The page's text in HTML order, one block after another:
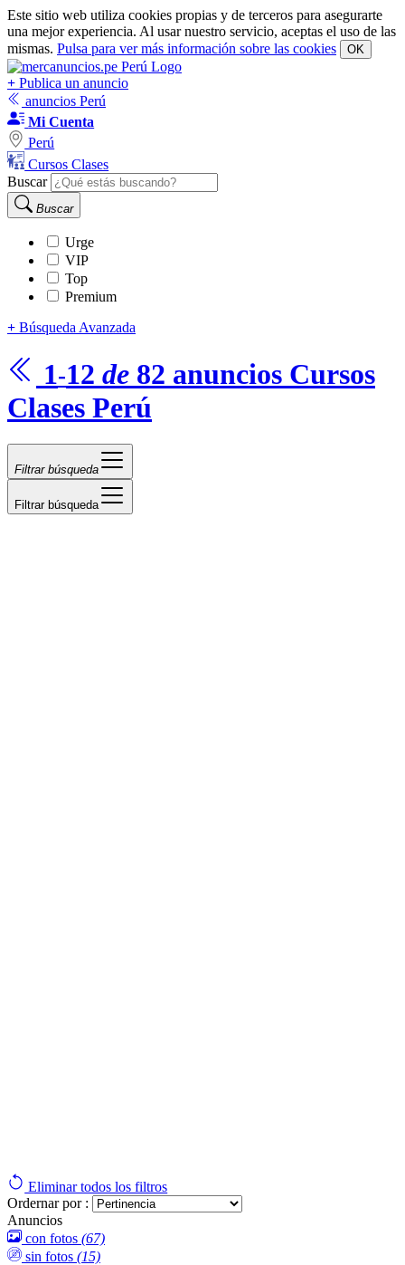
Este sitio web utiliza cookies propias y de terceros para asegurarte
una mejor experiencia. Al usar nuestro servicio, aceptas el uso de las
mismas. Pulsa para ver más información sobre las cookies OK
+ Publica un anuncio
anuncios Perú
Mi Cuenta
Perú
Cursos Clases
Buscar
Buscar
Urge
VIP
Top
Premium
+ Búsqueda Avanzada
1-12 de 82 anuncios Cursos
Clases Perú
Filtrar búsqueda
Filtrar búsqueda
Eliminar todos los filtros
Ordernar por :
Anuncios
con fotos (67)
sin fotos (15)